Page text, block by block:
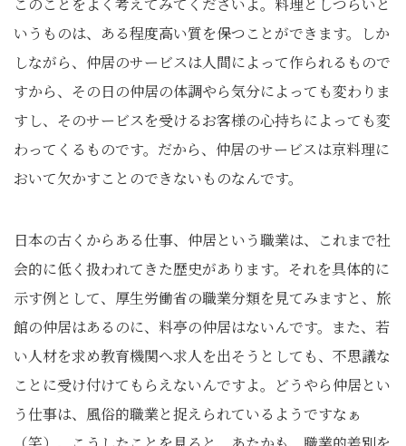
いうものは、ある程度高い質を保つことができます。しか
しながら、仲居のサービスは人間によって作られるもので
すから、その日の仲居の体調やら気分によっても変わりま
すし、そのサービスを受けるお客様の心持ちによっても変
わってくるものです。だから、仲居のサービスは京料理に
おいて欠かすことのできないものなんです。
日本の古くからある仕事、仲居という職業は、これまで社
会的に低く扱われてきた歴史があります。それを具体的に
示す例として、厚生労働省の職業分類を見てみますと、旅
館の仲居はあるのに、料亭の仲居はないんです。また、若
い人材を求め教育機関へ求人を出そうとしても、不思議な
ことに受け付けてもらえないんですよ。どうやら仲居とい
う仕事は、風俗的職業と捉えられているようですなぁ